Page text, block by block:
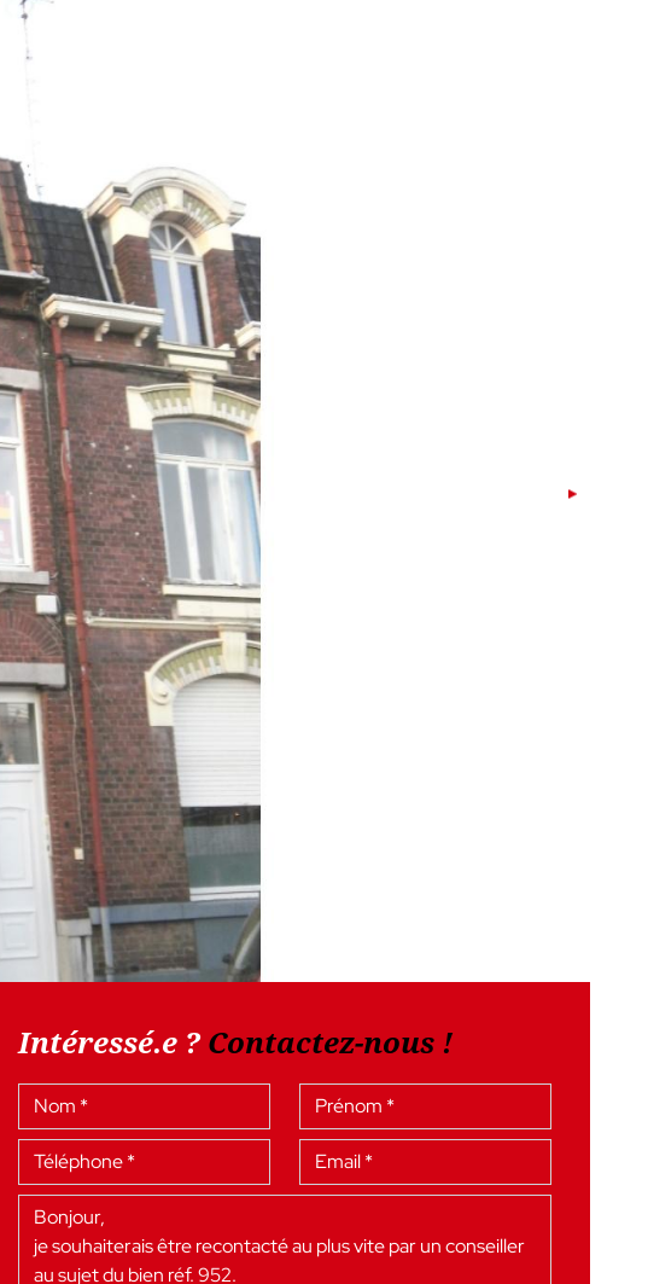
Intéressé.e ? Contactez-nous !